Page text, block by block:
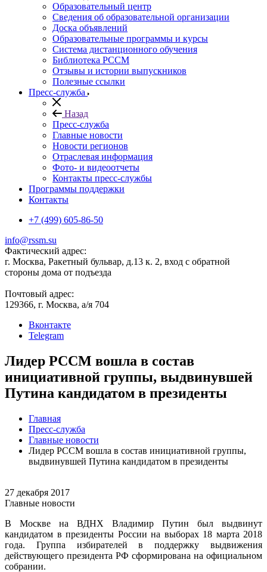
Образовательный центр
Сведения об образовательной организации
Доска объявлений
Образовательные программы и курсы
Система дистанционного обучения
Библиотека РССМ
Отзывы и истории выпускников
Полезные ссылки
Пресс-служба
Назад
Пресс-служба
Главные новости
Новости регионов
Отраслевая информация
Фото- и видеоотчеты
Контакты пресс-службы
Программы поддержки
Контакты
+7 (499) 605-86-50
info@rssm.su
Фактический адрес:
г. Москва, Ракетный бульвар, д.13 к. 2, вход с обратной
стороны дома от подъезда
Почтовый адрес:
129366, г. Москва, а/я 704
Вконтакте
Telegram
Лидер РССМ вошла в состав
инициативной группы, выдвинувшей
Путина кандидатом в президенты
Главная
Пресс-служба
Главные новости
Лидер РССМ вошла в состав инициативной группы,
выдвинувшей Путина кандидатом в президенты
27 декабря 2017
Главные новости
В Москве на ВДНХ Владимир Путин был выдвинут
кандидатом в президенты России на выборах 18 марта 2018
года. Группа избирателей в поддержку выдвижения
действующего президента РФ сформирована на официальном
собрании.